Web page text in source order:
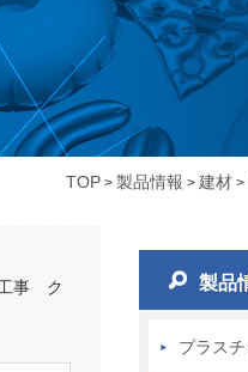
TOP > 製品情報 > 建材 >
事 ク
製品
プラス